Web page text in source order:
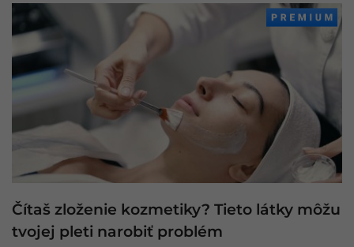
Čítaš zloženie kozmetiky? Tieto látky môžu
tvojej pleti narobiť problém